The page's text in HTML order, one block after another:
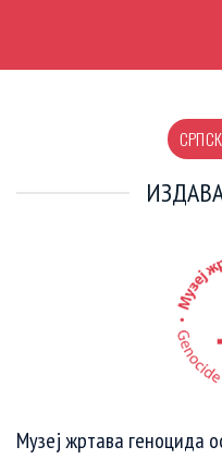
Музеј жртава геноцида